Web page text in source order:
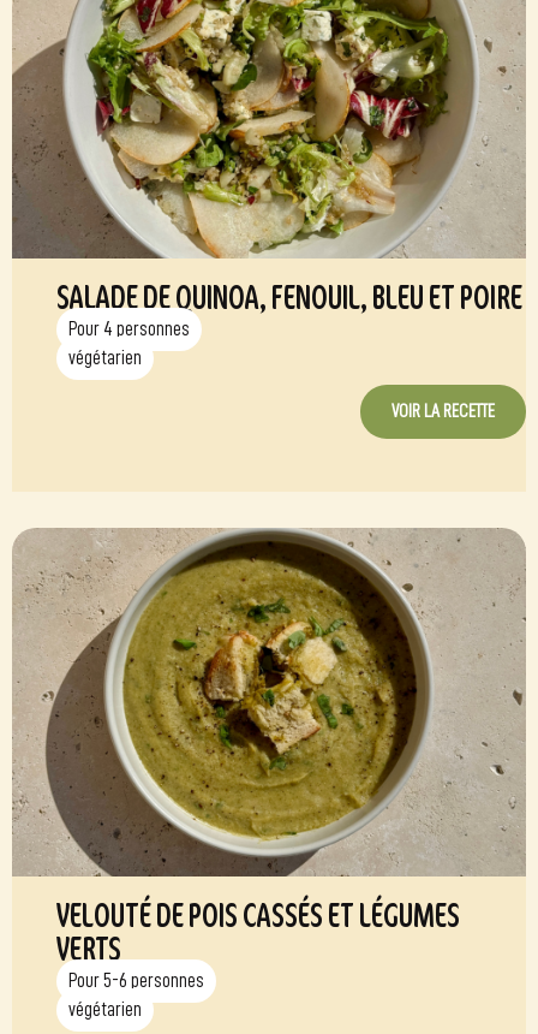
SALADE DE QUINOA, FENOUIL, BLEU ET POIRE
Pour 4 personnes
végétarien
VOIR LA RECETTE
VELOUTÉ DE POIS CASSÉS ET LÉGUMES
VERTS
Pour 5-6 personnes
végétarien